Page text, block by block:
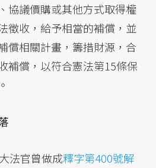
協議價購或其他方式取得權
徵收，給予相當的補償，並
償相關計畫，籌措財源，合
補償，以符合憲法第15條保
法官曾做成釋字第400號解